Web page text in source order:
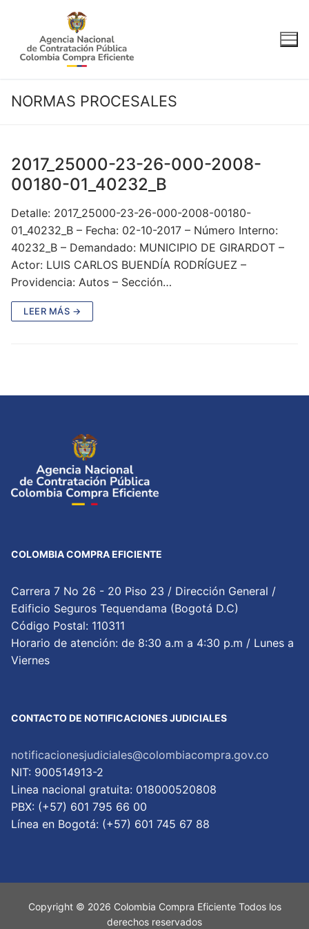
contenido
NORMAS PROCESALES
2017_25000-23-26-000-2008-
00180-01_40232_B
Detalle: 2017_25000-23-26-000-2008-00180-
01_40232_B – Fecha: 02-10-2017 – Número Interno:
40232_B – Demandado: MUNICIPIO DE GIRARDOT –
Actor: LUIS CARLOS BUENDÍA RODRÍGUEZ –
Providencia: Autos – Sección…
LEER MÁS →
COLOMBIA COMPRA EFICIENTE
Carrera 7 No 26 - 20 Piso 23 / Dirección General /
Edificio Seguros Tequendama (Bogotá D.C)
Código Postal: 110311
Horario de atención: de 8:30 a.m a 4:30 p.m / Lunes a
Viernes
CONTACTO DE NOTIFICACIONES JUDICIALES
notificacionesjudiciales@colombiacompra.gov.co
NIT: 900514913-2
Linea nacional gratuita: 018000520808
PBX: (+57) 601 795 66 00
Lí­nea en Bogotá: (+57) 601 745 67 88
Copyright © 2026 Colombia Compra Eficiente Todos los
derechos reservados